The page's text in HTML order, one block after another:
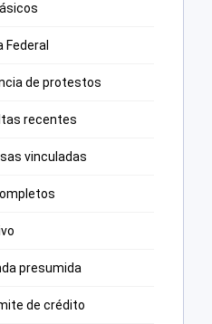
Federal
de protestos
recentes
vinculadas
presumida
de crédito